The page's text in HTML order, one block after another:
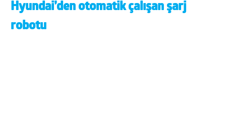
Hyundai’den otomatik çalışan şarj
robotu